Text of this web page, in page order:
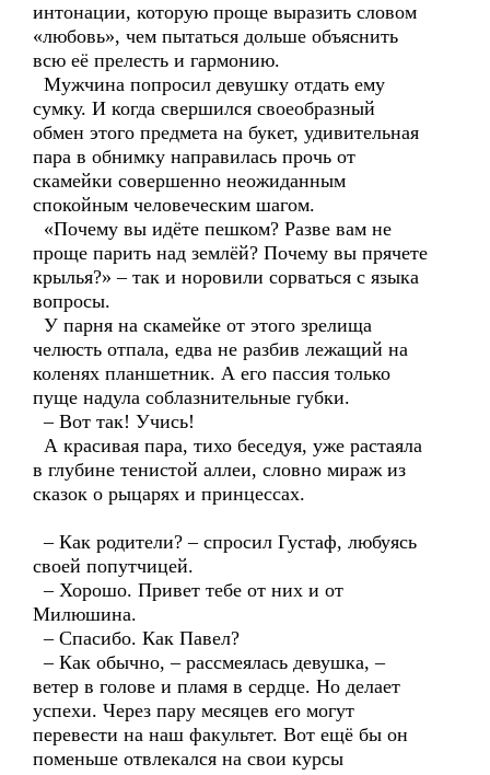
интонации, которую проще выразить словом
«любовь», чем пытаться дольше объяснить
всю её прелесть и гармонию.
Мужчина попросил девушку отдать ему
сумку. И когда свершился своеобразный
обмен этого предмета на букет, удивительная
пара в обнимку направилась прочь от
скамейки совершенно неожиданным
спокойным человеческим шагом.
«Почему вы идёте пешком? Разве вам не
проще парить над землёй? Почему вы прячете
крылья?» – так и норовили сорваться с языка
вопросы.
У парня на скамейке от этого зрелища
челюсть отпала, едва не разбив лежащий на
коленях планшетник. А его пассия только
пуще надула соблазнительные губки.
– Вот так! Учись!
А красивая пара, тихо беседуя, уже растаяла
в глубине тенистой аллеи, словно мираж из
сказок о рыцарях и принцессах.
– Как родители? – спросил Густаф, любуясь
своей попутчицей.
– Хорошо. Привет тебе от них и от
Милюшина.
– Спасибо. Как Павел?
– Как обычно, – рассмеялась девушка, –
ветер в голове и пламя в сердце. Но делает
успехи. Через пару месяцев его могут
перевести на наш факультет. Вот ещё бы он
поменьше отвлекался на свои курсы